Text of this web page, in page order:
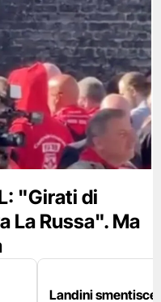
"Girati di
La Russa". Ma
Landini